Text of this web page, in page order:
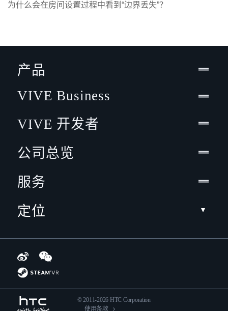
为什么会在房间设置过程中看到“边界丢失”？
产品
VIVE Business
VIVE 开发者
公司总览
服务
定位
© 2011-2026 HTC Corporation
使用条款